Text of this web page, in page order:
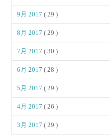
9月 2017( 29 )
8月 2017( 29 )
7月 2017( 30 )
6月 2017( 28 )
5月 2017( 29 )
4月 2017( 26 )
3月 2017( 29 )